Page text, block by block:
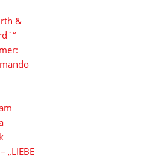
&
„LIEBE